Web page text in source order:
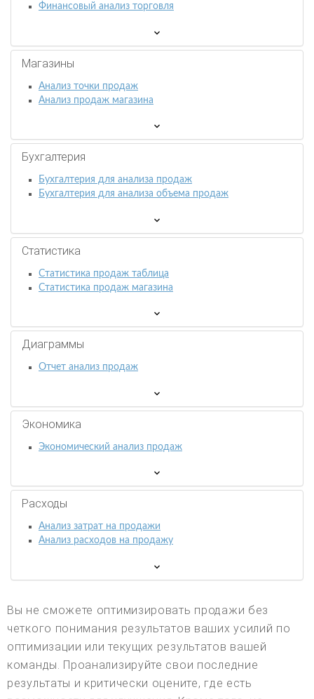
Финансовый анализ торговля
Магазины
Анализ точки продаж
Анализ продаж магазина
Бухгалтерия
Бухгалтерия для анализа продаж
Бухгалтерия для анализа объема продаж
Статистика
Статистика продаж таблица
Статистика продаж магазина
Диаграммы
Отчет анализ продаж
Экономика
Экономический анализ продаж
Расходы
Анализ затрат на продажи
Анализ расходов на продажу
Вы не сможете оптимизировать продажи без
четкого понимания результатов ваших усилий по
оптимизации или текущих результатов вашей
команды. Проанализируйте свои последние
результаты и критически оцените, где есть